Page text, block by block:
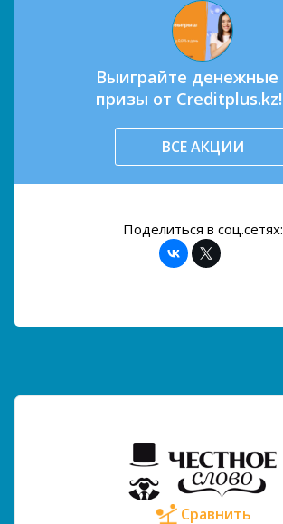
Выиграйте денежные
призы от Creditplus.kz!
ВСЕ АКЦИИ
Поделиться в соц.сетях:
Сравнить